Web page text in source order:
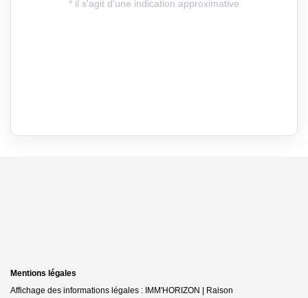
Mentions légales
Affichage des informations légales : IMM'HORIZON | Raison